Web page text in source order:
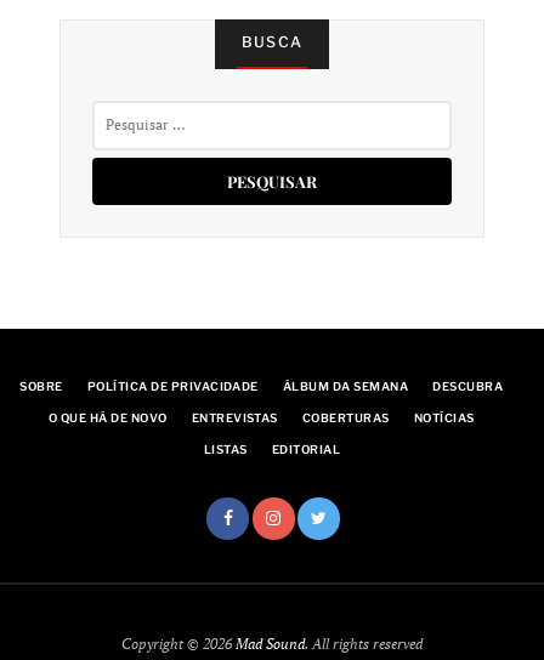
BUSCA
SOBRE POLÍTICA DE PRIVACIDADE ÁLBUM DA SEMANA DESCUBRA
O QUE HÁ DE NOVO ENTREVISTAS COBERTURAS NOTÍCIAS
LISTAS EDITORIAL
Copyright © 2026Mad Sound. All rights reserved